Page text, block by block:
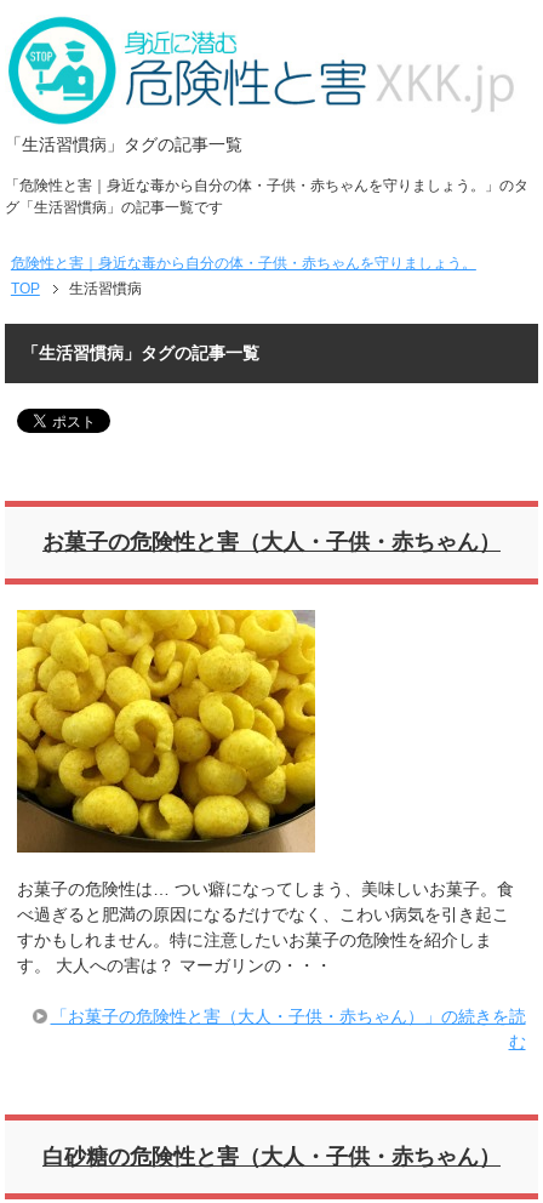
「生活習慣病」タグの記事一覧
「危険性と害｜身近な毒から自分の体・子供・赤ちゃんを守りましょう。」のタ
グ「生活習慣病」の記事一覧です
危険性と害｜身近な毒から自分の体・子供・赤ちゃんを守りましょう。
TOP
生活習慣病
「生活習慣病」タグの記事一覧
お菓子の危険性と害（大人・子供・赤ちゃん）
お菓子の危険性は… つい癖になってしまう、美味しいお菓子。食
べ過ぎると肥満の原因になるだけでなく、こわい病気を引き起こ
すかもしれません。特に注意したいお菓子の危険性を紹介しま
す。 大人への害は？ マーガリンの・・・
「お菓子の危険性と害（大人・子供・赤ちゃん）」の続きを読
む
白砂糖の危険性と害（大人・子供・赤ちゃん）